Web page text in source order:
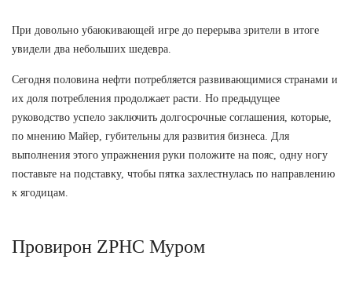
При довольно убаюкивающей игре до перерыва зрители в итоге
увидели два небольших шедевра.
Сегодня половина нефти потребляется развивающимися странами и
их доля потребления продолжает расти. Но предыдущее
руководство успело заключить долгосрочные соглашения, которые,
по мнению Майер, губительны для развития бизнеса. Для
выполнения этого упражнения руки положите на пояс, одну ногу
поставьте на подставку, чтобы пятка захлестнулась по направлению
к ягодицам.
Провирон ZPHC Муром